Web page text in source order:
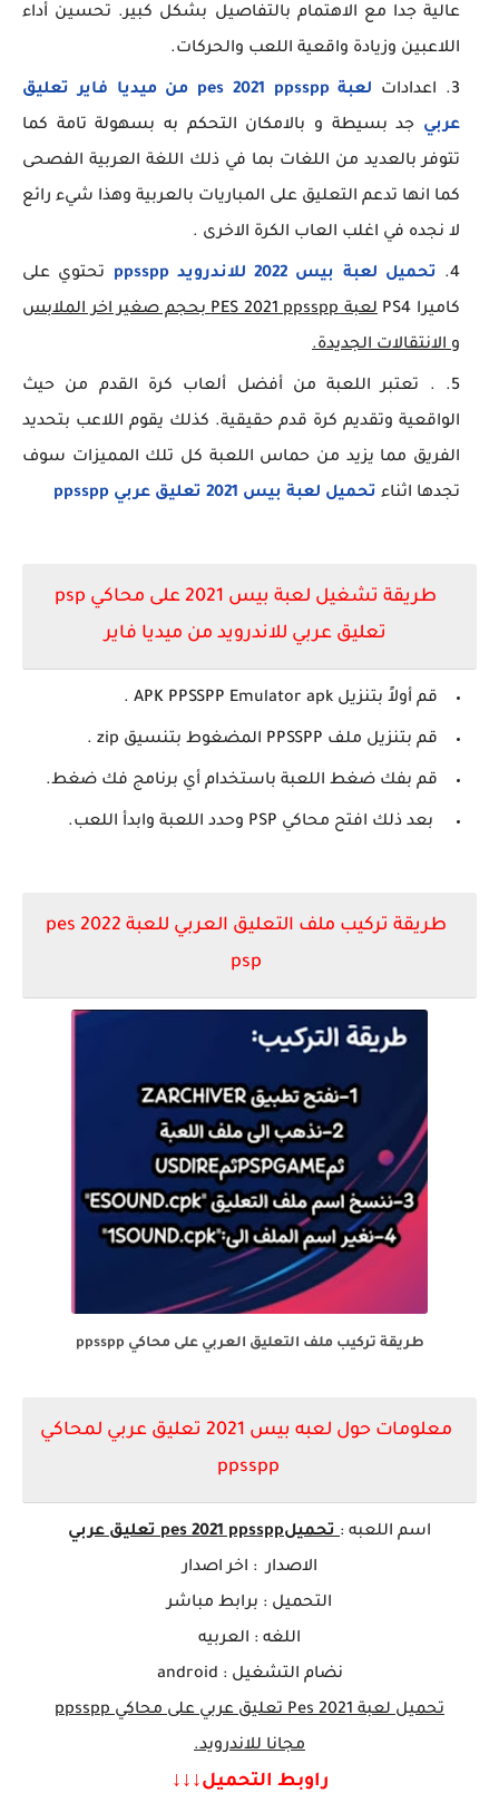
عالية جدا مع الاهتمام بالتفاصيل بشكل كبير. تحسين أداء
اللاعبين وزيادة واقعية اللعب والحركات.
اعدادات
لعبة pes 2021 ppsspp من ميديا فاير تعليق
عربي جد بسيطة و بالامكان التحكم به بسهولة تامة كما
تتوفر بالعديد من اللغات بما في ذلك اللغة العربية الفصحى
كما انها تدعم التعليق على المباريات بالعربية وهذا شيء رائع
لا نجده في اغلب العاب الكرة الاخرى .
تحميل لعبة بيس 2022 للاندرويد ppsspp
تحتوي على
كاميرا PS4
لعبة PES 2021 ppsspp بحجم صغير اخر الملابس
و الانتقالات الجديدة.
. تعتبر اللعبة من أفضل ألعاب كرة القدم من حيث
الواقعية وتقديم كرة قدم حقيقية. كذلك يقوم اللاعب بتحديد
الفريق مما يزيد من حماس اللعبة كل تلك المميزات سوف
تجدها اثناء تحميل لعبة بيس 2021 تعليق عربي ppsspp
طريقة تشغيل لعبة بيس 2021 على محاكي psp
تعليق عربي للاندرويد من ميديا فاير
قم أولاً بتنزيل APK PPSSPP Emulator apk .
قم بتنزيل ملف PPSSPP المضغوط بتنسيق zip .
قم بفك ضغط اللعبة باستخدام أي برنامج فك ضغط.
بعد ذلك افتح محاكي PSP وحدد اللعبة وابدأ اللعب.
طريقة تركيب ملف التعليق العربي للعبة pes 2022
psp
طريقة تركيب ملف التعليق العربي على محاكي ppsspp
معلومات حول لعبه بيس 2021 تعليق عربي لمحاكي
ppsspp
اسم اللعبه : تحميل pes2021 ppsspp تعليق عربي
الاصدار : اخر اصدار
التحميل : برابط مباشر
اللغه : العربيه
نضام التشغيل : android
تحميل لعبة
Pes 2021 تعليق عربي على محاكي ppsspp
مجاناللاندرويد.
راوبط التحميل↓↓↓